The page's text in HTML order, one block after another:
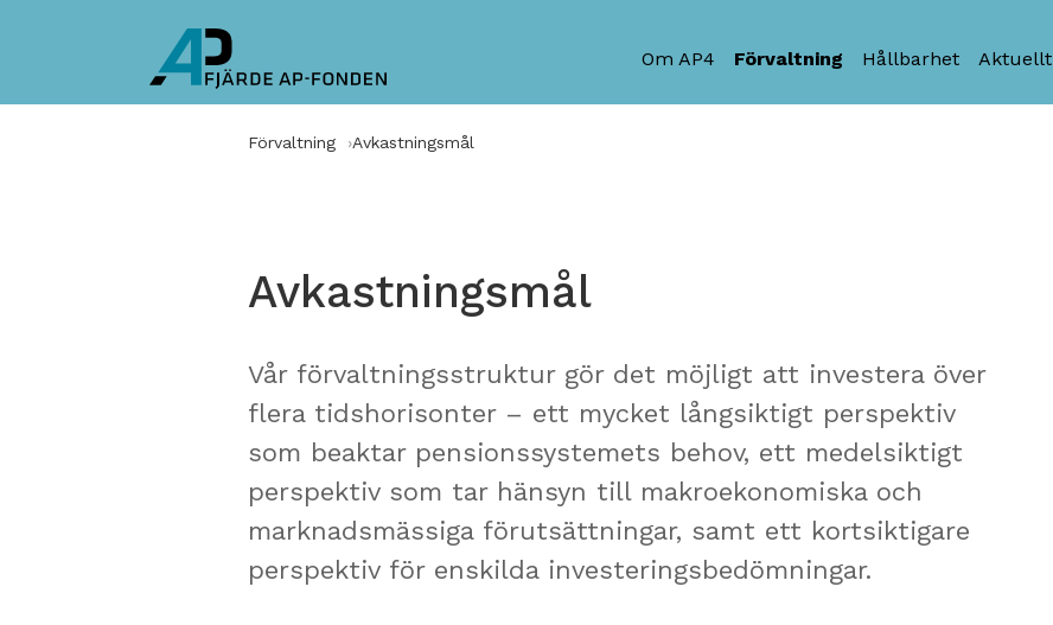
Om AP4 Förvaltning Hållbarhet Aktuellt
Förvaltning Avkastningsmål
Avkastningsmål
Vår förvaltningsstruktur gör det möjligt att investera över
flera tidshorisonter – ett mycket långsiktigt perspektiv
som beaktar pensionssystemets behov, ett medelsiktigt
perspektiv som tar hänsyn till makroekonomiska och
marknadsmässiga förutsättningar, samt ett kortsiktigare
perspektiv för enskilda investeringsbedömningar.